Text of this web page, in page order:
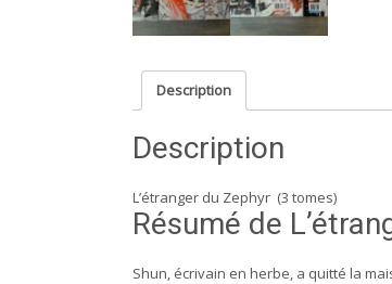
Description
Description
L’étranger du Zephyr (3 tomes)
Résumé de
Shun, écrivain en herbe, a quitté la